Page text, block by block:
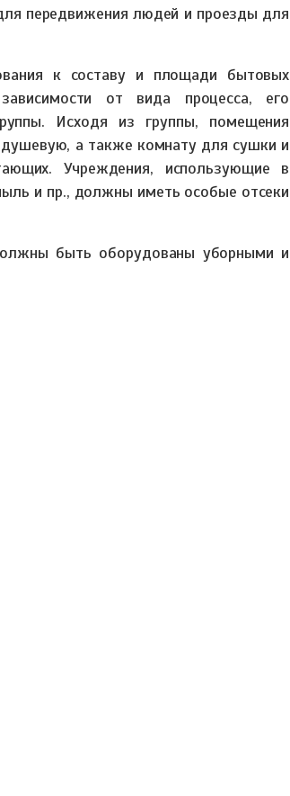
передвижения людей и проезды для
к составу и площади бытовых
от вида процесса, его
Исходя из группы, помещения
а также комнату для сушки и
Учреждения, использующие в
и пр., должны иметь особые отсеки
быть оборудованы уборными и